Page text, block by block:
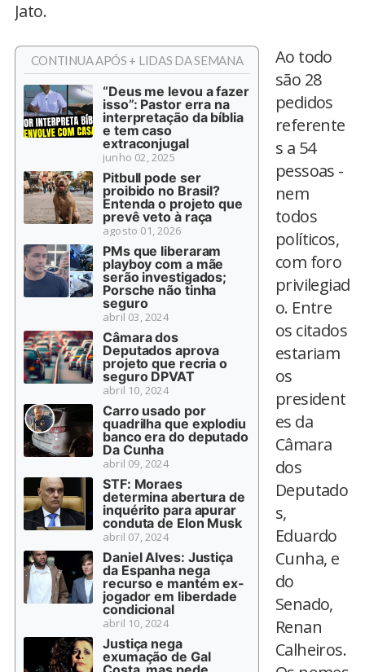
Jato.
CONTINUA APÓS + LIDAS DA SEMANA
“Deus me levou a fazer
isso”: Pastor erra na
interpretação da bíblia
e tem caso
extraconjugal
junho 02, 2025
Pitbull pode ser
proibido no Brasil?
Entenda o projeto que
prevê veto à raça
agosto 01, 2026
PMs que liberaram
playboy com a mãe
serão investigados;
Porsche não tinha
seguro
abril 03, 2024
Câmara dos
Deputados aprova
projeto que recria o
seguro DPVAT
abril 10, 2024
Carro usado por
quadrilha que explodiu
banco era do deputado
Da Cunha
abril 09, 2024
STF: Moraes
determina abertura de
inquérito para apurar
conduta de Elon Musk
abril 07, 2024
Daniel Alves: Justiça
da Espanha nega
recurso e mantém ex-
jogador em liberdade
condicional
abril 10, 2024
Justiça nega
exumação de Gal
Ao todo
são 28
pedidos
referente
s a 54
pessoas -
nem
todos
políticos,
com foro
privilegiad
o. Entre
os citados
estariam
os
president
es da
Câmara
dos
Deputado
s,
Eduardo
Cunha, e
do
Senado,
Renan
Calheiros.